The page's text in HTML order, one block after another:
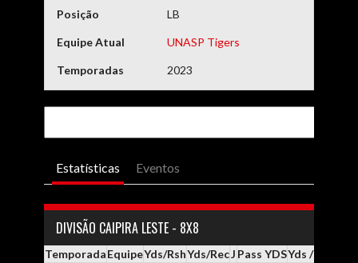
Posição LB
Equipe Atual UNASP Tigers
Temporadas 2023
Estatísticas Eventos
DIVISÃO CAIPIRA LESTE - 8X8
TemporadaEquipeYds/RshYds/RecJ Pass YDSYds / Pass